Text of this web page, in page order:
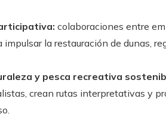
colaboraciones entre
la restauración de dunas,
y pesca recreativa
crean rutas interpretativas y